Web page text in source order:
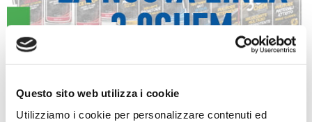
Questo sito web utilizza i cookie
Utilizziamo i cookie per personalizzare contenuti ed
Scopri Bosch Extra